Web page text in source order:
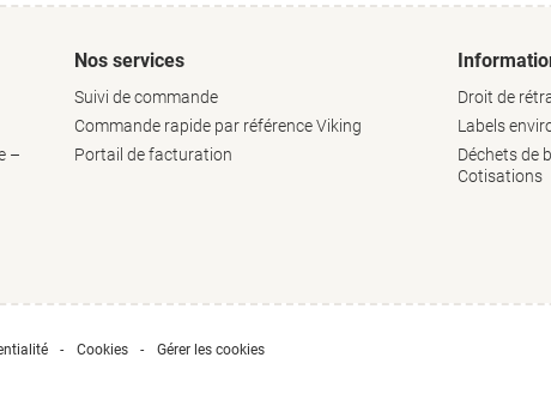
–
Nos services
Suivi de commande
Commande rapide par référence Viking
Portail de facturation
Droit de
Labels
Déchets de
Cotisations
Cookies
Gérer les cookies